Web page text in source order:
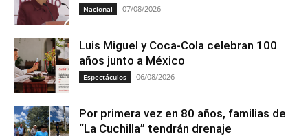
Nacional 07/08/2026
Luis Miguel y Coca-Cola celebran 100
años junto a México
Espectáculos 06/08/2026
Por primera vez en 80 años, familias de
“La Cuchilla” tendrán drenaje